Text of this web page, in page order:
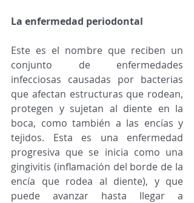
La enfermedad periodontal
Este es el nombre que reciben un
conjunto de enfermedades
infecciosas causadas por bacterias
que afectan estructuras que rodean,
protegen y sujetan al diente en la
boca, como también a las encías y
tejidos. Esta es una enfermedad
progresiva que se inicia como una
gingivitis (inflamación del borde de la
encía que rodea al diente), y que
puede avanzar hasta llegar a